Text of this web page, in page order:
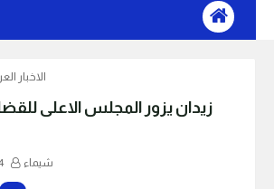
الاخبار
زيدان يزور المجلس الاعلى
شيماء